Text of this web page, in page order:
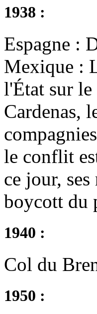
1938 :
Espagne :
Mexique :
l'État sur le
Cardenas,
le conflit
ce jour,
boycott du
1940 :
Col du
1950 :